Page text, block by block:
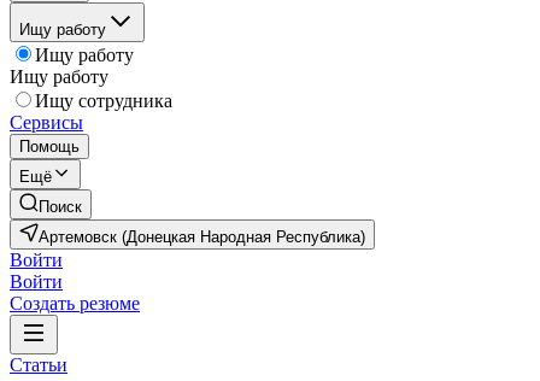
Ищу работу
Ищу работу
Ищу работу
Ищу сотрудника
Сервисы
Помощь
Ещё
Поиск
Артемовск (Донецкая Народная Республика)
Войти
Войти
Создать резюме
Статьи